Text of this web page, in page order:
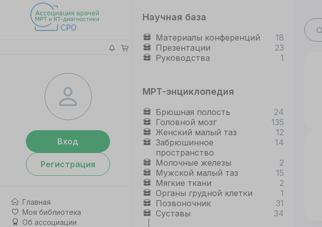
Вход
Регистрация
Главная
Моя библиотека
Об ассоциации
Научная база
Материалы конференций
18
Презентации
23
Руководства
1
МРТ-энциклопедия
Брюшная полость
24
Головной мозг
135
Женский малый таз
12
Забрюшинное
пространство
14
Молочные железы
2
Мужской малый таз
15
Мягкие ткани
2
Органы грудной клетки
1
Позвоночник
31
Суставы
34